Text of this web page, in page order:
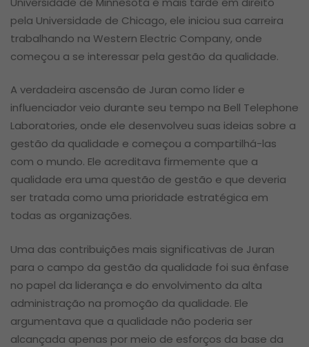
pela Universidade de Chicago, ele iniciou sua carreira
trabalhando na Western Electric Company, onde
começou a se interessar pela gestão da qualidade.
A verdadeira ascensão de Juran como líder e
influenciador veio durante seu tempo na Bell Telephone
Laboratories, onde ele desenvolveu suas ideias sobre a
gestão da qualidade e começou a compartilhá-las
com o mundo. Ele acreditava firmemente que a
qualidade era uma questão de gestão e que deveria
ser tratada como uma prioridade estratégica em
todas as organizações.
Uma das contribuições mais significativas de Juran
para o campo da gestão da qualidade foi sua ênfase
no papel da liderança e do envolvimento da alta
administração na promoção da qualidade. Ele
argumentava que a qualidade não poderia ser
alcançada apenas por meio de esforços da base da